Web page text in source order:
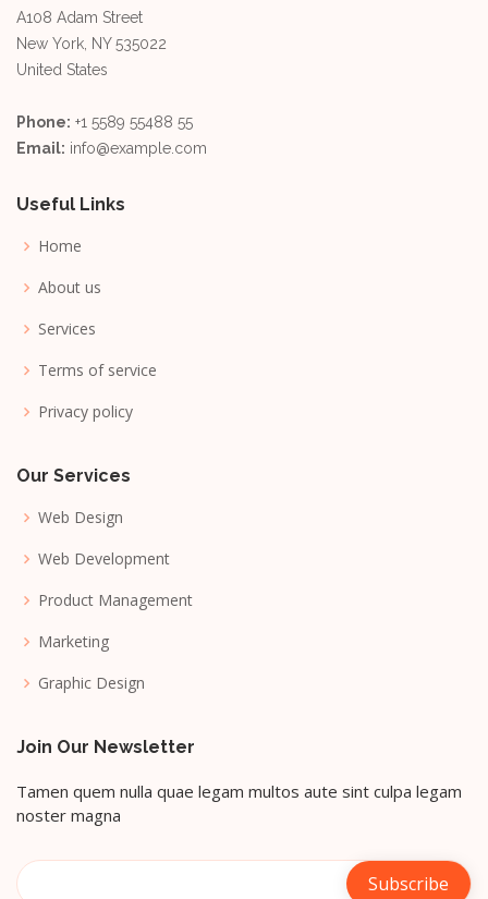
A108 Adam Street
New York, NY 535022
United States
Phone: +1 5589 55488 55
Email: info@example.com
Useful Links
Home
About us
Services
Terms of service
Privacy policy
Our Services
Web Design
Web Development
Product Management
Marketing
Graphic Design
Join Our Newsletter
Tamen quem nulla quae legam multos aute sint culpa legam
noster magna